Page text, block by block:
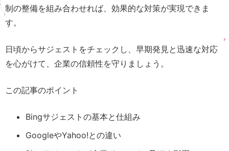
制の整備を組み合わせれば、効果的な対策が実現できま
す。
日頃からサジェストをチェックし、早期発見と迅速な対応
を心がけて、企業の信頼性を守りましょう。
この記事のポイント
Bingサジェストの基本と仕組み
GoogleやYahoo!との違い